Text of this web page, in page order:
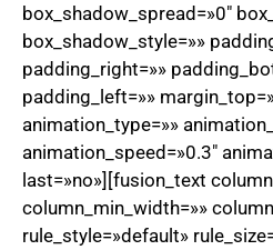
box_shadow_spread=»0″
box_shadow_style=»»
padding_right=»»
padding_left=»»
animation_type=»»
animation_speed=»0.3″
last=»no»][fusion_text
column_min_width=»»
rule_style=»default»